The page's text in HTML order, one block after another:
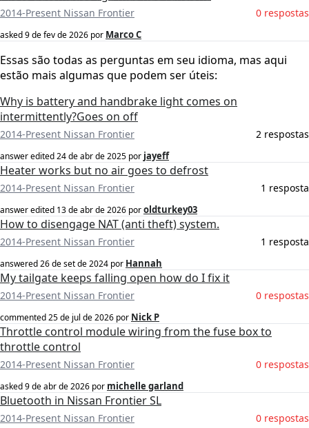
2014-Present Nissan Frontier 0 respostas
asked9 de fev de 2026 por Marco C
Essas são todas as perguntas em seu idioma, mas aqui
estão mais algumas que podem ser úteis:
Why is battery and handbrake light comes on
intermittently?Goes on off
2014-Present Nissan Frontier 2 respostas
answer edited24 de abr de 2025 por jayeff
Heater works but no air goes to defrost
2014-Present Nissan Frontier 1 resposta
answer edited 13 de abr de 2026 poroldturkey03
How to disengage NAT (anti theft) system.
2014-Present Nissan Frontier 1 resposta
answered26 de set de 2024 por Hannah
My tailgate keeps falling open how do I fix it
2014-Present Nissan Frontier 0 respostas
commented25 de jul de 2026 por Nick P
Throttle control module wiring from the fuse box to
throttle control
2014-Present Nissan Frontier 0 respostas
asked9 de abr de 2026 por michelle garland
Bluetooth in Nissan Frontier SL
2014-Present Nissan Frontier 0 respostas